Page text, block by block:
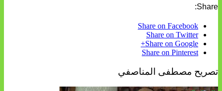
Share:
Share on Facebook
Share on Twitter
Share on Google+
Share on Pinterest
تصريح مصطفى المناصفي